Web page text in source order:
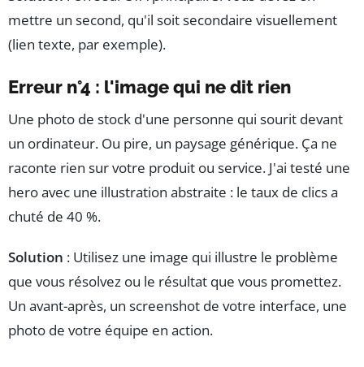
mettre un second, qu'il soit secondaire visuellement
(lien texte, par exemple).
Erreur n°4 : l'image qui ne dit rien
Une photo de stock d'une personne qui sourit devant
un ordinateur. Ou pire, un paysage générique. Ça ne
raconte rien sur votre produit ou service. J'ai testé une
hero avec une illustration abstraite : le taux de clics a
chuté de 40 %.
Solution : Utilisez une image qui illustre le problème
que vous résolvez ou le résultat que vous promettez.
Un avant-après, un screenshot de votre interface, une
photo de votre équipe en action.